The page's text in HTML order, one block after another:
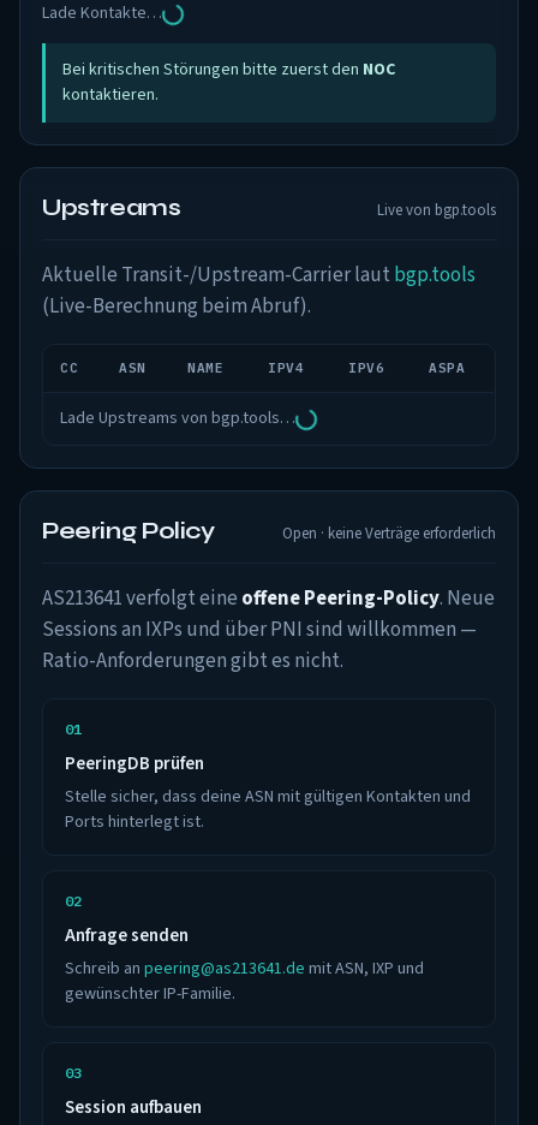
Lade Kontakte…
Bei kritischen Störungen bitte zuerst den NOC
kontaktieren.
Upstreams Live von bgp.tools
Aktuelle Transit-/Upstream-Carrier laut bgp.tools
(Live-Berechnung beim Abruf).
CC ASN NAME IPV4 IPV6 ASPA
Lade Upstreams von bgp.tools…
Peering Policy Open · keine Verträge erforderlich
AS213641 verfolgt eine offene Peering-Policy. Neue
Sessions an IXPs und über PNI sind willkommen —
Ratio-Anforderungen gibt es nicht.
PeeringDB prüfen
Stelle sicher, dass deine ASN mit gültigen Kontakten und
Ports hinterlegt ist.
Anfrage senden
Schreib an peering@as213641.de mit ASN, IXP und
gewünschter IP-Familie.
Session aufbauen